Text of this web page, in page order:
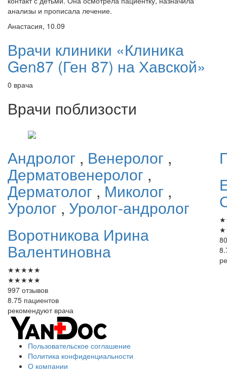
анализы и прописала лечение.
Анастасия, 10.09
Врачи клиники «Клиника
Gen87 (Ген 87) на Хавской»
0 врача
Врачи поблизости
Андролог , Венеролог ,
Дерматовенеролог ,
Дерматолог , Миколог ,
Уролог , Уролог-андролог
Воротникова Ирина
Валентиновна
★★★★★
★★★★★
997 отзывов
8.75 пациентов
рекомендуют врача
★
★
Пользовательское соглашение
Политика конфиденциальности
О компании